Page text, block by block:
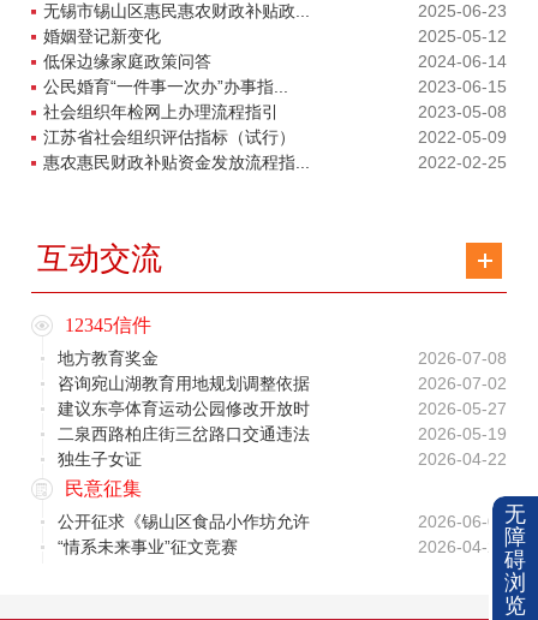
2025-06-23
无锡市锡山区惠民惠农财政补贴政...
2025-05-12
婚姻登记新变化
2024-06-14
低保边缘家庭政策问答
2023-06-15
公民婚育“一件事一次办”办事指...
2023-05-08
社会组织年检网上办理流程指引
2022-05-09
江苏省社会组织评估指标（试行）
2022-02-25
惠农惠民财政补贴资金发放流程指...
互动交流
12345信件
2026-07-08
地方教育奖金
2026-07-02
咨询宛山湖教育用地规划调整依据
2026-05-27
建议东亭体育运动公园修改开放时
2026-05-19
二泉西路柏庄街三岔路口交通违法
2026-04-22
独生子女证
民意征集
2026-06-08
公开征求《锡山区食品小作坊允许
2026-04-28
“情系未来事业”征文竞赛
无
障
碍
浏
览